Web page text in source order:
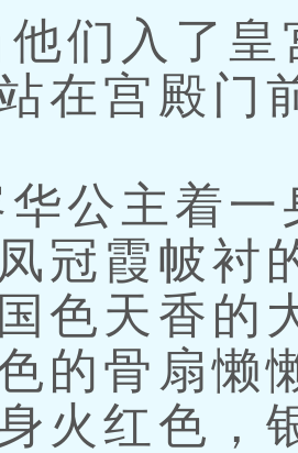
们入了皇
在宫殿门
公主着一
冠霞帔衬
色天香的
的骨扇懒
火红色，